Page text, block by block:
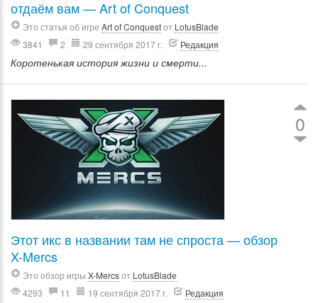
отдаём вам — Art of Conquest
Это статья об игре Art of Conquestот LotusBlade
3841
2 29 сентября 2017 г. Редакция
Коротенькая история жизни и смерти...
0
Этот икс в названии там не спроста — обзор
X-Mercs
Это обзор игры X-Mercsот LotusBlade
4293
11 19 сентября 2017 г. Редакция